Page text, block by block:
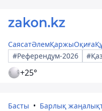
СаясатӘлемҚаржыОқиға
#Референдум-2026
+25°
Басты Барлық